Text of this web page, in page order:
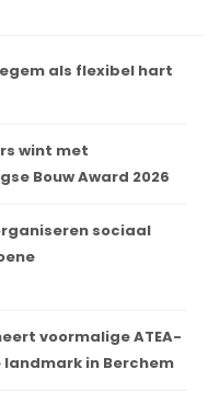
als flexibel hart
wint met
Bouw Award 2026
sociaal
voormalige ATEA-
in Berchem